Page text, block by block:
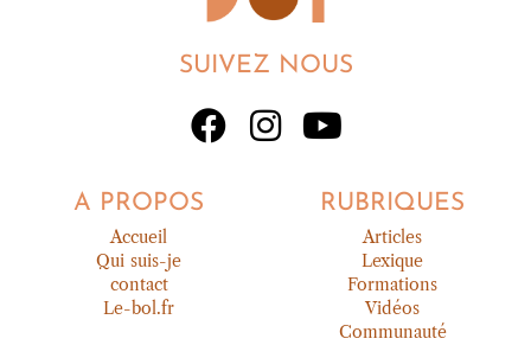
SUIVEZ NOUS
A PROPOS
Accueil
Qui suis-je
contact
Le-bol.fr
RUBRIQUES
Articles
Lexique
Formations
Vidéos
Communauté